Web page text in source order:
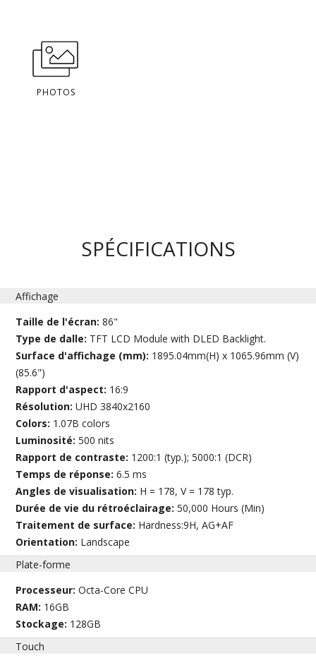
PHOTOS
SPÉCIFICATIONS
Affichage
Taille de l'écran:86"
Type de dalle: TFT LCD Module with DLED Backlight.
Surface d'affichage (mm): 1895.04mm(H) x 1065.96mm (V)
(85.6")
Rapport d'aspect: 16:9
Résolution:UHD 3840x2160
Colors: 1.07B colors
Luminosité:500 nits
Rapport de contraste: 1200:1 (typ.); 5000:1 (DCR)
Temps de réponse:6.5 ms
Angles de visualisation: H = 178, V = 178 typ.
Durée de vie du rétroéclairage:50,000 Hours (Min)
Traitement de surface: Hardness:9H, AG+AF
Orientation: Landscape
Plate-forme
Processeur:Octa-Core CPU
RAM: 16GB
Stockage: 128GB
Touch